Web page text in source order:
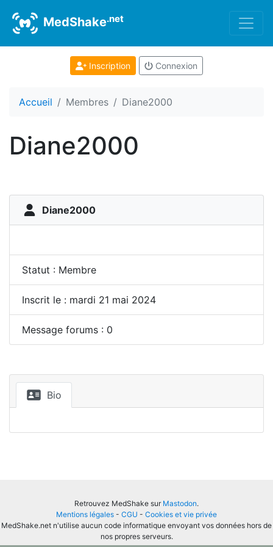
MedShake.net
Inscription Connexion
Accueil Membres Diane2000
Diane2000
Diane2000
Statut : Membre
Inscrit le : mardi 21 mai 2024
Message forums : 0
Bio
Retrouvez MedShake sur Mastodon.
Mentions légales - CGU - Cookies et vie privée
MedShake.net n'utilise aucun code informatique envoyant vos données hors de
nos propres serveurs.